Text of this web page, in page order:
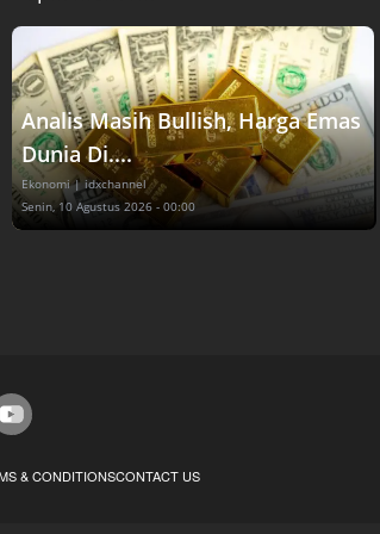
Analis Masih Bullish, Harga Emas
Dunia Di....
Ekonomi | idxchannel
Senin, 10 Agustus 2026 - 00:00
& CONDITIONSCONTACT US